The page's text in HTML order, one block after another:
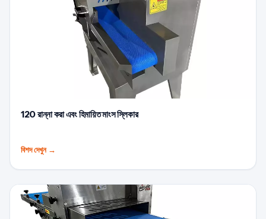
120 রান্না করা এবং হিমায়িত মাংস স্লিকার
বিশদ দেখুন →